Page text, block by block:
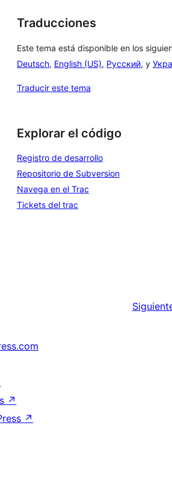
Traducciones
Este tema está disponible en los
Deutsch, English (US), Русский, y
Traducir este tema
Explorar el código
Registro de desarrollo
Repositorio de Subversion
Navega en el Trac
Tickets del trac
↗
↗